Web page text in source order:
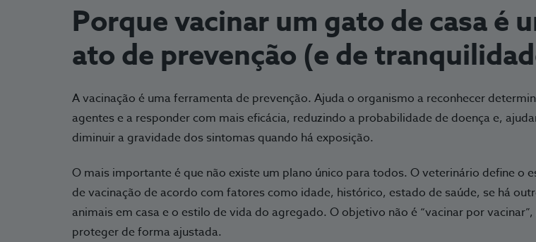
Porque vacinar um gato de casa é
ato de prevenção (e de
A vacinação é uma ferramenta de prevenção. Ajuda o organismo a reconhecer
agentes e a responder com mais eficácia, reduzindo a probabilidade de doença e,
diminuir a gravidade dos sintomas quando há exposição.
O mais importante é que não existe um plano único para todos. O veterinário define o
de vacinação de acordo com fatores como idade, histórico, estado de saúde, se há
animais em casa e o estilo de vida do agregado. O objetivo não é “vacinar por
proteger de forma ajustada.